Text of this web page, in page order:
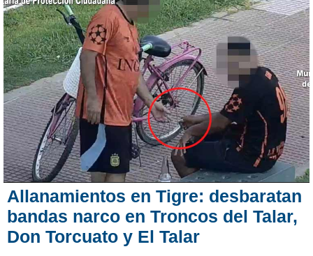
Allanamientos en Tigre: desbaratan
bandas narco en Troncos del Talar,
Don Torcuato y El Talar